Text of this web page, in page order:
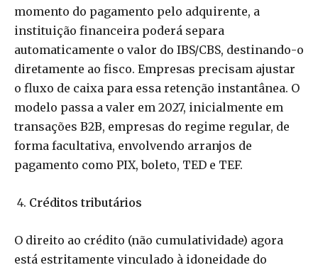
momento do pagamento pelo adquirente, a
instituição financeira poderá separa
automaticamente o valor do IBS/CBS, destinando-o
diretamente ao fisco. Empresas precisam ajustar
o fluxo de caixa para essa retenção instantânea. O
modelo passa a valer em 2027, inicialmente em
transações B2B, empresas do regime regular, de
forma facultativa, envolvendo arranjos de
pagamento como PIX, boleto, TED e TEF.
Créditos tributários
O direito ao crédito (não cumulatividade) agora
está estritamente vinculado à idoneidade do